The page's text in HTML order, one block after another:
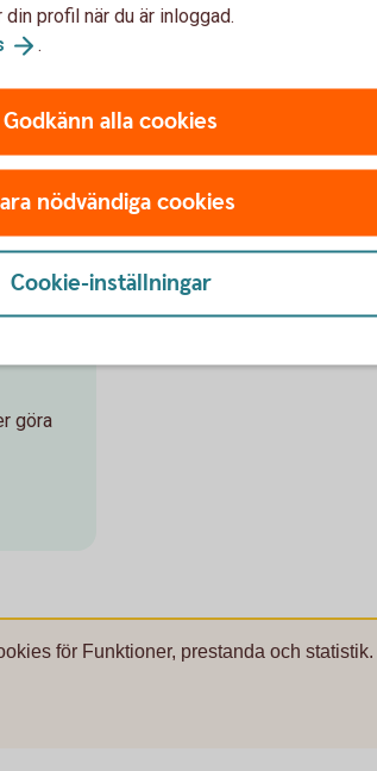
att betala räkningar för dödsboet?
gör vi det utan en faktura på beloppet?
göra
för Funktioner, prestanda och statistik.
profil när du är inloggad.
.
Godkänn alla cookies
nödvändiga cookies
Cookie-inställningar